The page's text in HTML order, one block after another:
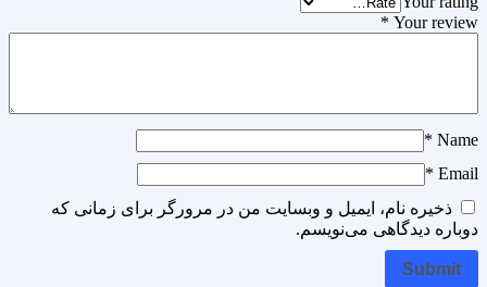
Your review
*
Name
*
Email
*
ذخیره نام، ایمیل و وبسایت من در مرورگر برای زمانی که
دوباره دیدگاهی می‌نویسم.